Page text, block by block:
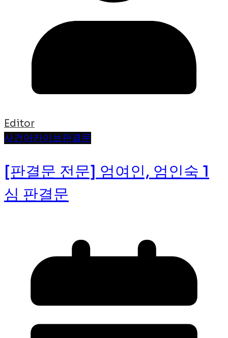
Editor
사건아카이브판결문
[판결문 전문] 엄여인, 엄인숙 1
심 판결문